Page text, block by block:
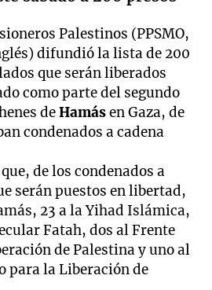
Palestinos (PPSMO,
difundió la lista de 200
que serán liberados
como parte del segundo
deHamásen Gaza, de
condenados a cadena
de los condenados a
serán puestos en libertad,
23 a la Yihad Islámica,
Fatah, dos al Frente
de Palestina y uno al
para la Liberación de